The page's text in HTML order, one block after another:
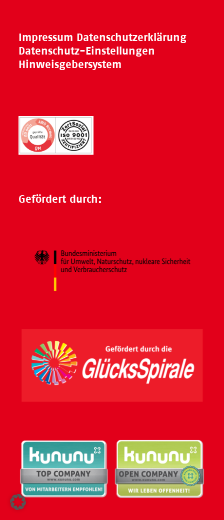
Impressum Datenschutzerklärung
Datenschutz-Einstellungen
Hinweisgebersystem
Gefördert durch: